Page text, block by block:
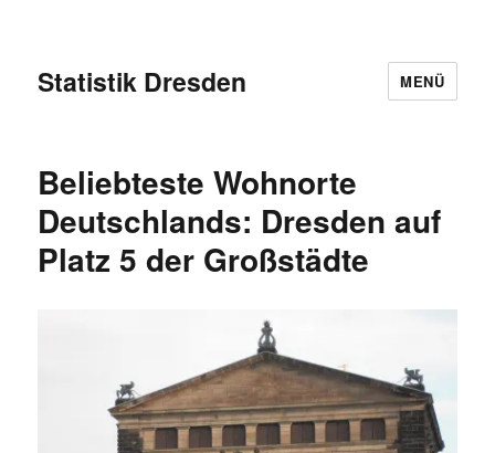
Statistik Dresden MENÜ
Beliebteste Wohnorte
Deutschlands: Dresden auf
Platz 5 der Großstädte